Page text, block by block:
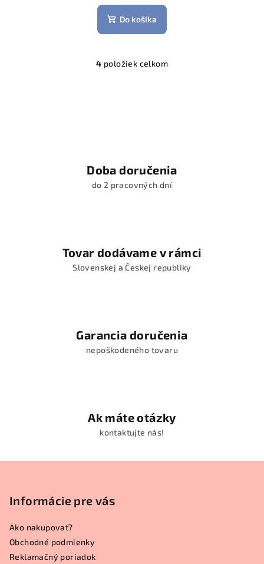
Do košíka
O
e
p
v
ý
4 položiek celkom
Doba doručenia
do 2 pracovných dní
Tovar dodávame v rámci
Slovenskej a Českej republiky
Garancia doručenia
nepoškodeného tovaru
Ak máte otázky
kontaktujte nás!
Informácie pre vás
Ako nakupovať?
Obchodné podmienky
Reklamačný poriadok